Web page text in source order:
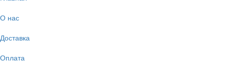
О нас
Доставка
Оплата